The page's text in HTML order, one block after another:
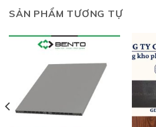
SẢN PHẨM TƯƠNG TỰ